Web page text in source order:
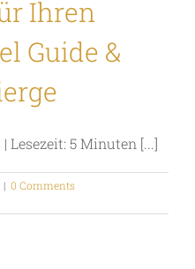
Ihren
Guide &
Lesezeit: 5 Minuten [...]
| 0 Comments